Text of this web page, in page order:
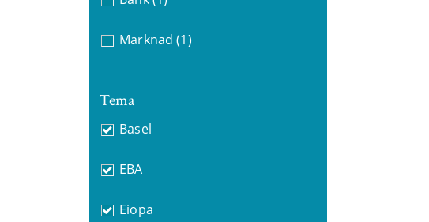
Marknad (1)
Tema
Basel
EBA
Eiopa